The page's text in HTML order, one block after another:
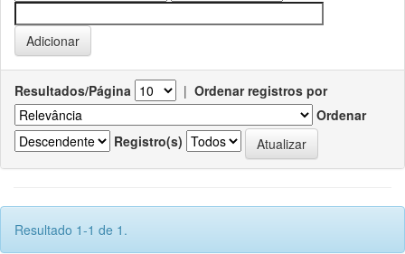
Resultados/Página | Ordenar registros por
Ordenar
Registro(s)
Resultado 1-1 de 1.